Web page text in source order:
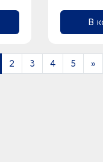
В
2 3 4 5 »